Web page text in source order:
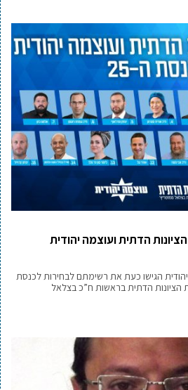
הדתית ועוצמה יהודית
הגישו כעת את רשימתם לבחירות לכנסת